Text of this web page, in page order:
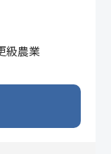
級農業